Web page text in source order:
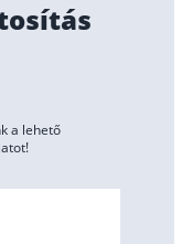
a lehető